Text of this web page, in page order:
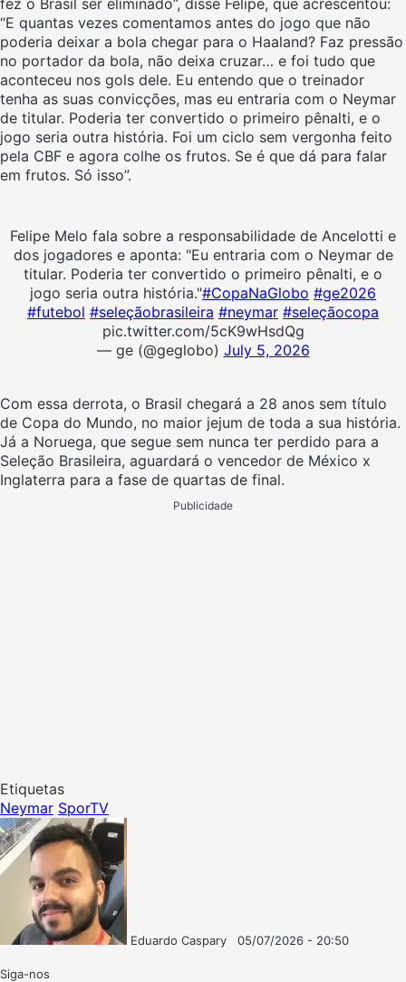
fez o Brasil ser eliminado”, disse Felipe, que acrescentou:
“E quantas vezes comentamos antes do jogo que não
poderia deixar a bola chegar para o Haaland? Faz pressão
no portador da bola, não deixa cruzar… e foi tudo que
aconteceu nos gols dele. Eu entendo que o treinador
tenha as suas convicções, mas eu entraria com o Neymar
de titular. Poderia ter convertido o primeiro pênalti, e o
jogo seria outra história. Foi um ciclo sem vergonha feito
pela CBF e agora colhe os frutos. Se é que dá para falar
em frutos. Só isso”.
Felipe Melo fala sobre a responsabilidade de Ancelotti e
dos jogadores e aponta: "Eu entraria com o Neymar de
titular. Poderia ter convertido o primeiro pênalti, e o
jogo seria outra história."#CopaNaGlobo #ge2026
#futebol #seleçãobrasileira #neymar #seleçãocopa
pic.twitter.com/5cK9wHsdQg
— ge (@geglobo) July 5, 2026
Com essa derrota, o Brasil chegará a 28 anos sem título
de Copa do Mundo, no maior jejum de toda a sua história.
Já a Noruega, que segue sem nunca ter perdido para a
Seleção Brasileira, aguardará o vencedor de México x
Inglaterra para a fase de quartas de final.
Publicidade
Etiquetas
Neymar SporTV
Eduardo Caspary
05/07/2026 - 20:50
Siga-nos